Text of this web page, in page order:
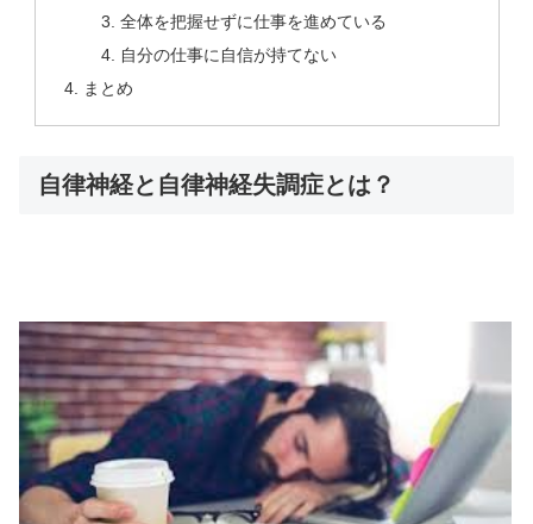
全体を把握せずに仕事を進めている
自分の仕事に自信が持てない
まとめ
自律神経と自律神経失調症とは？